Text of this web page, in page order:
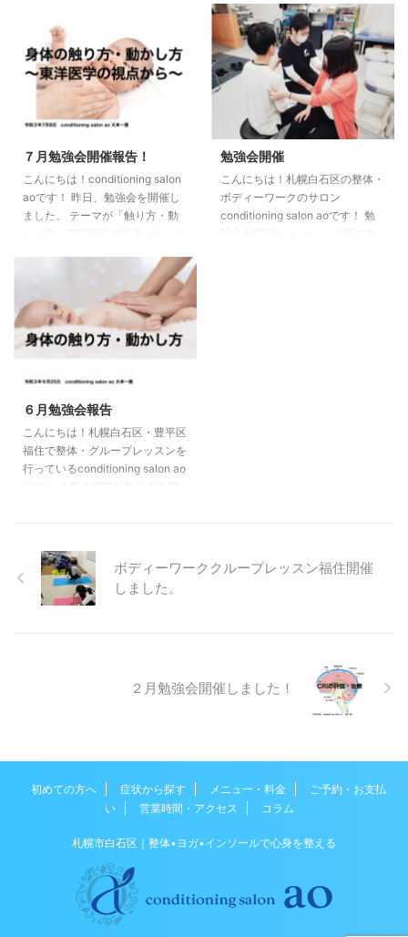
ン予定○ ●ヨガ・ボディーワーク
グループレッスン（白石） 1日
（日）10時〜11時 15日（日）10
時〜11時 29日（日）10時〜11時
●ヨガグループレッスン（福住）
10日 （火）19時15分〜20時15分
15分〜20時15分（担当：松澤も
なみ） ●ボディーワークグルー
プレッスン（福住） 5日 （ ...
開催しました！ 今回のテーマは
椅子です。デスクワークで首や腰
が痛くなっている人にオススメの
動きを椅子の上で行っていきまし
た。 次回開催はR2年９月17日で
す。 ぜひご参加ください。 予約
はこちらから
７月勉強会開催報告！
こんにちは！conditioning salon
aoです！ 昨日、勉強会を開催し
ました。 テーマが「触り方・動
トリリースの話をしたので、その
まま今回は東洋医学的な考え方や
ツボの押し方、経絡とアナトミー
トレインの関係性による可動域の
変化など見ていきました。 参加
された方は西洋医学とは違う視点
から体を見ることができたのでは
強会予定日（第2・4木曜日19
時〜福住にて開催中） 7月30
日、8月12日、8月26日、9月9 ...
勉強会開催
こんにちは！札幌白石区の整体・
ボディーワークのサロン
conditioning salon aoです！ 勉
６月勉強会報告
こんにちは！札幌白石区・豊平区
福住で整体・グループレッスンを
行っているconditioning salon ao
触り方から強圧な触り方からさま
ざまあります。 今回はソフトな
タッチを行うための前段階とし
トするものから構造的なものま
ボディーワーククループレッスン福住開催
しました。
２月勉強会開催しました！
初めての方へ 症状から探す メニュー・料金
ご予約・お支払
い
営業時間・アクセス コラム
札幌市白石区｜整体•ヨガ•インソールで心身を整える